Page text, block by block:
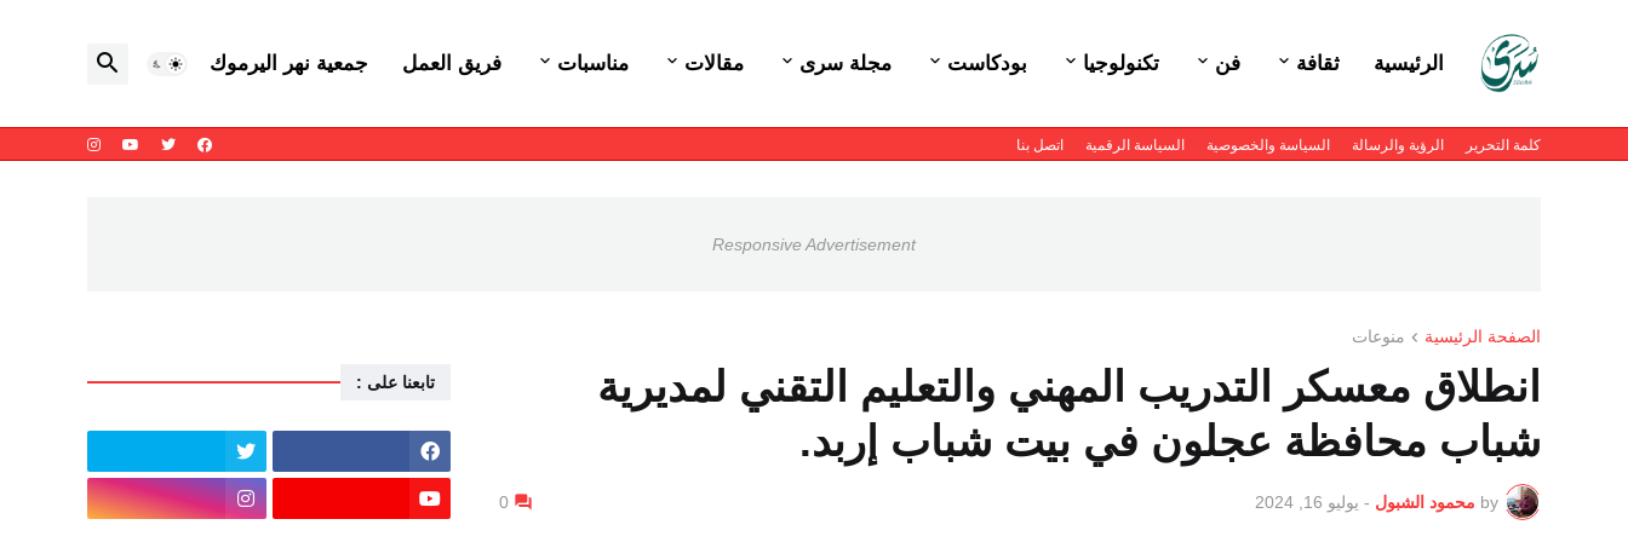
الرئيسية ثقافة فن تكنولوجيا بودكاست مجلة سرى مقالات مناسبات فريق العمل جمعية نهر اليرموك
كلمة التحرير الرؤية والرسالة السياسة والخصوصية السياسة الرقمية اتصل بنا
Responsive Advertisement
الصفحة الرئيسية منوعات
انطلاق معسكر التدريب المهني والتعليم التقني لمديرية
شباب محافظة عجلون في بيت شباب إربد.
by محمود الشبول - يوليو 16, 2024 0
تابعنا على :